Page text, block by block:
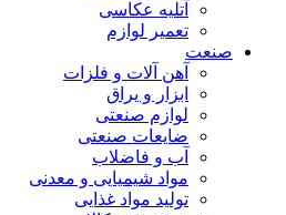
آتلیه عکاسی
تعمیر لوازم
صنعت
آهن آلات و فلزات
ابزار و یراق
لوازم صنعتی
ضایعات صنعتی
آب و فاضلاب
مواد شیمیایی و معدنی
تولید مواد غذایی